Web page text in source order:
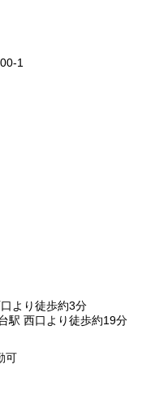
1
より徒歩約3分
駅 西口より徒歩約19分
可